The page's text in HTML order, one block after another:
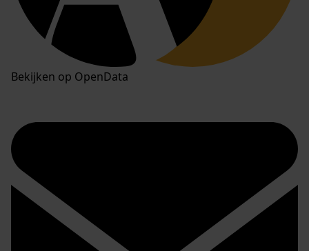
Bekijken op OpenData